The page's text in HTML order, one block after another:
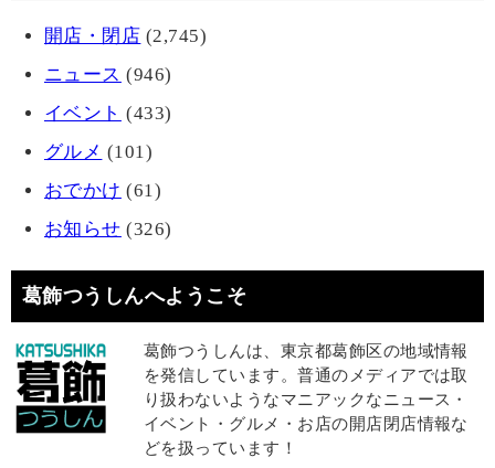
開店・閉店 (2,745)
ニュース (946)
イベント (433)
グルメ (101)
おでかけ (61)
お知らせ (326)
葛飾つうしんへようこそ
葛飾つうしんは、東京都葛飾区の地域情報
を発信しています。普通のメディアでは取
り扱わないようなマニアックなニュース・
イベント・グルメ・お店の開店閉店情報な
どを扱っています！